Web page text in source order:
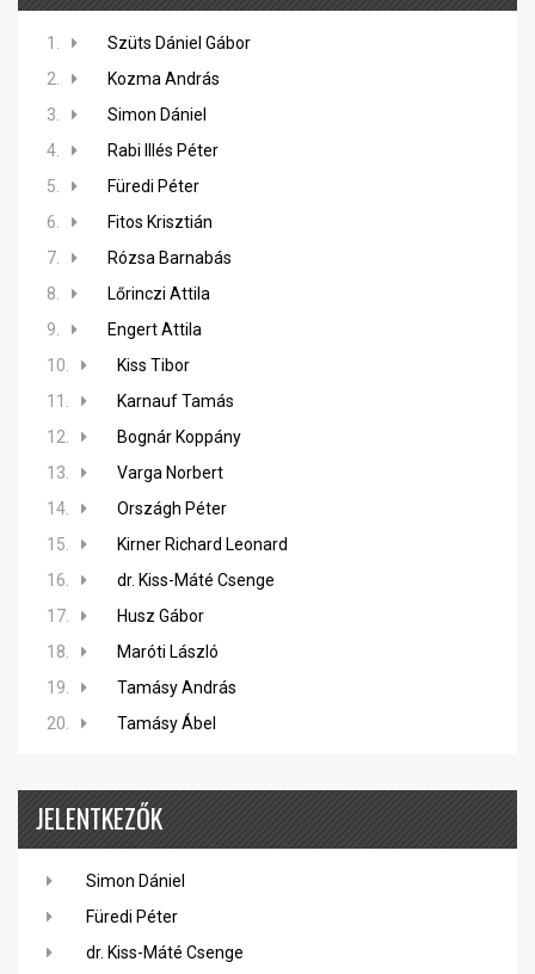
1.
Szüts Dániel Gábor
2.
Kozma András
3.
Simon Dániel
4.
Rabi Illés Péter
5.
Füredi Péter
6.
Fitos Krisztián
7.
Rózsa Barnabás
8.
Lőrinczi Attila
9.
Engert Attila
10.
Kiss Tibor
11.
Karnauf Tamás
12.
Bognár Koppány
13.
Varga Norbert
14.
Országh Péter
15.
Kirner Richard Leonard
16.
dr. Kiss-Máté Csenge
17.
Husz Gábor
18.
Maróti László
19.
Tamásy András
20.
Tamásy Ábel
JELENTKEZŐK
Simon Dániel
Füredi Péter
dr. Kiss-Máté Csenge